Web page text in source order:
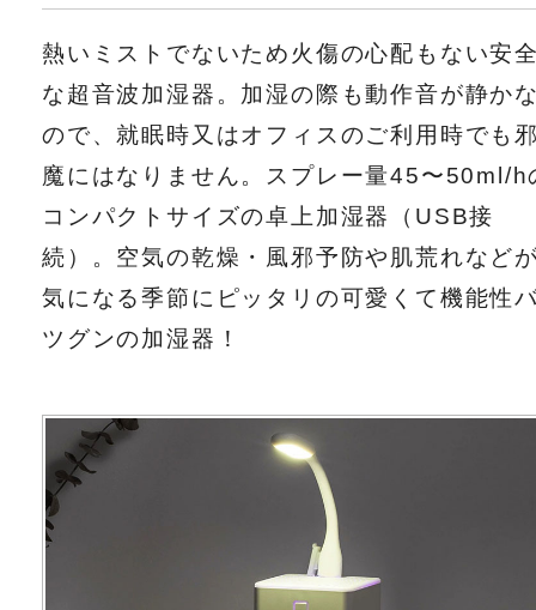
熱いミストでないため火傷の心配もない安
な超音波加湿器。加湿の際も動作音が静か
ので、就眠時又はオフィスのご利用時でも
魔にはなりません。スプレー量45〜50ml/h
コンパクトサイズの卓上加湿器（USB接
続）。空気の乾燥・風邪予防や肌荒れなど
気になる季節にピッタリの可愛くて機能性
ツグンの加湿器！